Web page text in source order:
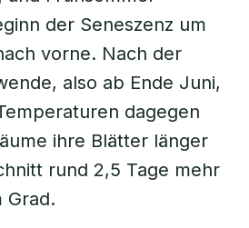
der Seneszenz um
vorne. Nach der
also ab Ende Juni,
dagegen
ihre Blätter länger
rund 2,5 Tage mehr
Grad.